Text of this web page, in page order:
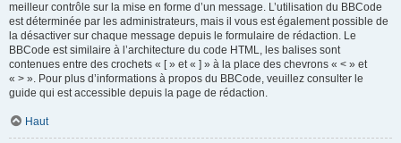
meilleur contrôle sur la mise en forme d’un message. L’utilisation du BBCode
est déterminée par les administrateurs, mais il vous est également possible de
la désactiver sur chaque message depuis le formulaire de rédaction. Le
BBCode est similaire à l’architecture du code HTML, les balises sont
contenues entre des crochets « [ » et « ] » à la place des chevrons « < » et
« > ». Pour plus d’informations à propos du BBCode, veuillez consulter le
guide qui est accessible depuis la page de rédaction.
Haut